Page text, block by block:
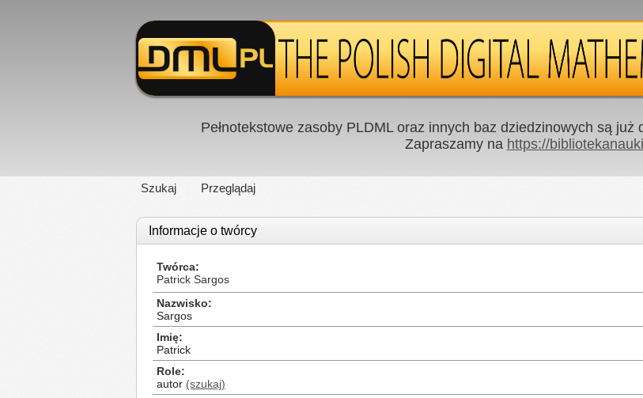
Pełnotekstowe zasoby PLDML oraz innych baz dziedzinowych są
Zapraszamy na https://
Szukaj Przeglądaj
Informacje o twórcy
Twórca
Patrick Sargos
Nazwisko
Sargos
Imię
Patrick
Role
autor (szukaj)